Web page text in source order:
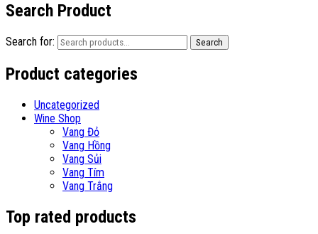
Search Product
Search for: Search
Product categories
Uncategorized
Wine Shop
Vang Đỏ
Vang Hồng
Vang Sủi
Vang Tím
Vang Trắng
Top rated products